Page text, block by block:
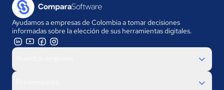
Ayudamos a empresas de Colombia a tomar decisiones
informadas sobre la elección de sus herramientas digitales.